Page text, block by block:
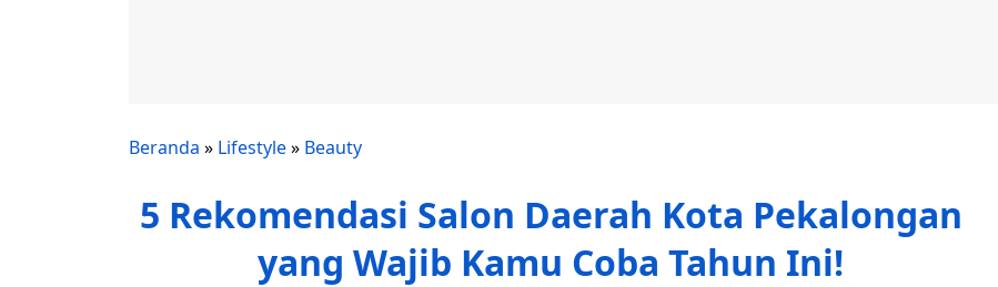
Beranda » Lifestyle» Beauty
5 Rekomendasi Salon Daerah Kota Pekalongan
yang Wajib Kamu Coba Tahun Ini!